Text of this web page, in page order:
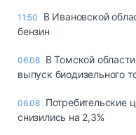
11:50
В Ивановской
бензин
06.08 В Томской
выпуск биодизельного
06.08 Потребительские
снизились на 2,3%